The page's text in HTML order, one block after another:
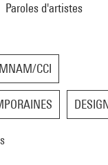
Paroles d'artistes
CCI